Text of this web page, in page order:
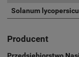
Solanum
Producent